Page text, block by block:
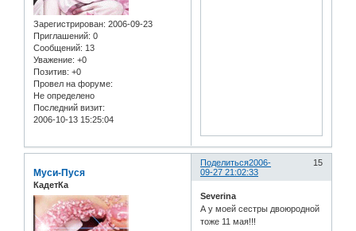
Зарегистрирован: 2006-09-23
Приглашений: 0
Сообщений: 13
Уважение: +0
Позитив: +0
Провел на форуме:
Не определено
Последний визит:
2006-10-13 15:25:04
Поделиться 15
2006-
09-27 21:02:33
Муси-Пуся
КадетКа
Severina
А у моей сестры двоюродной
тоже 11 мая!!!